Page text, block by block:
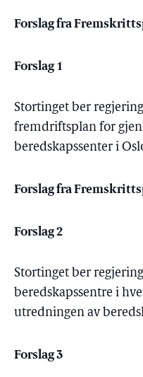
Forslag fra
Forslag 1
Stortinget ber
fremdriftsplan for
beredskapssenter i
Forslag fra
Forslag 2
Stortinget ber
beredskapssentre i
utredningen av
Forslag 3